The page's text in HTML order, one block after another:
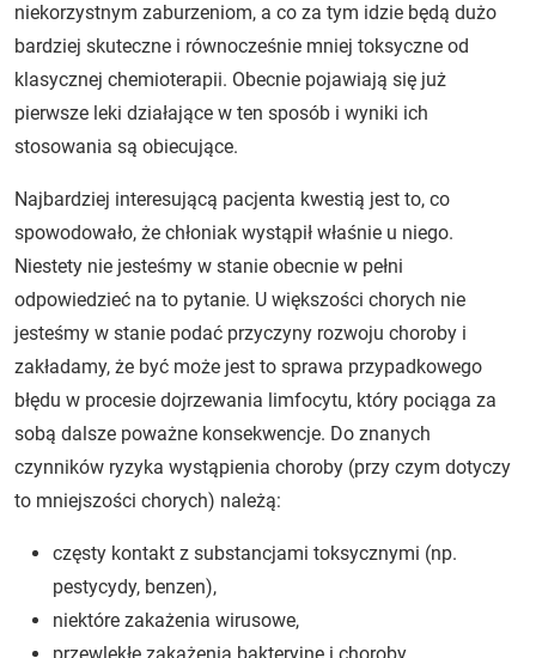
niekorzystnym zaburzeniom, a co za tym idzie będą dużo
bardziej skuteczne i równocześnie mniej toksyczne od
klasycznej chemioterapii. Obecnie pojawiają się już
pierwsze leki działające w ten sposób i wyniki ich
stosowania są obiecujące.
Najbardziej interesującą pacjenta kwestią jest to, co
spowodowało, że chłoniak wystąpił właśnie u niego.
Niestety nie jesteśmy w stanie obecnie w pełni
odpowiedzieć na to pytanie. U większości chorych nie
jesteśmy w stanie podać przyczyny rozwoju choroby i
zakładamy, że być może jest to sprawa przypadkowego
błędu w procesie dojrzewania limfocytu, który pociąga za
sobą dalsze poważne konsekwencje. Do znanych
czynników ryzyka wystąpienia choroby (przy czym dotyczy
to mniejszości chorych) należą:
częsty kontakt z substancjami toksycznymi (np.
pestycydy, benzen),
niektóre zakażenia wirusowe,